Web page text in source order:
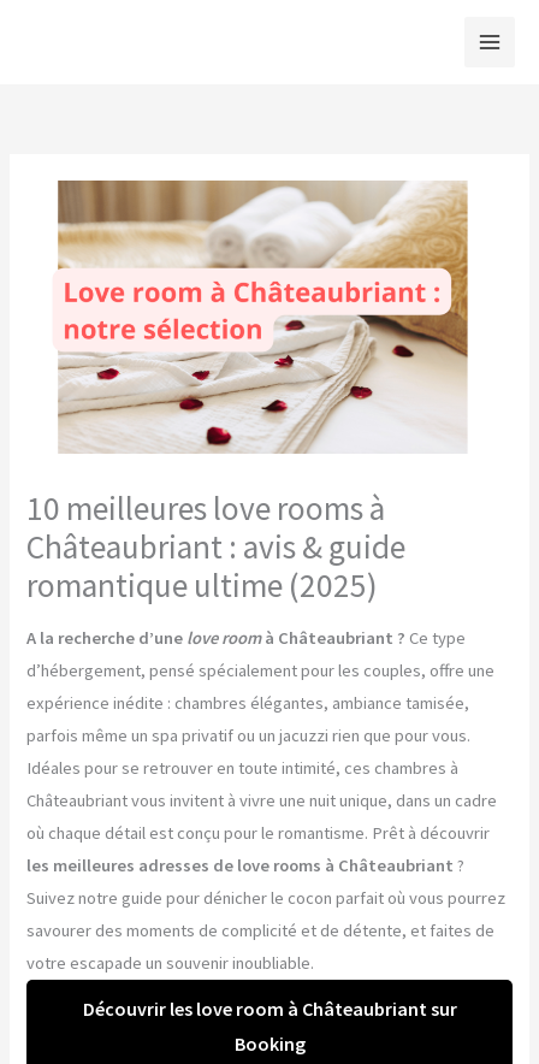
10 meilleures love rooms à
Châteaubriant : avis & guide
romantique ultime (2025)
A la recherche d’une love roomà Châteaubriant ? Ce type
d’hébergement, pensé spécialement pour les couples, offre une
expérience inédite : chambres élégantes, ambiance tamisée,
parfois même un spa privatif ou un jacuzzi rien que pour vous.
Idéales pour se retrouver en toute intimité, ces chambres à
Châteaubriant vous invitent à vivre une nuit unique, dans un cadre
où chaque détail est conçu pour le romantisme. Prêt à découvrir
les meilleures adresses de love rooms à Châteaubriant ?
Suivez notre guide pour dénicher le cocon parfait où vous pourrez
savourer des moments de complicité et de détente, et faites de
votre escapade un souvenir inoubliable.
Découvrir les love room à Châteaubriant sur
Booking